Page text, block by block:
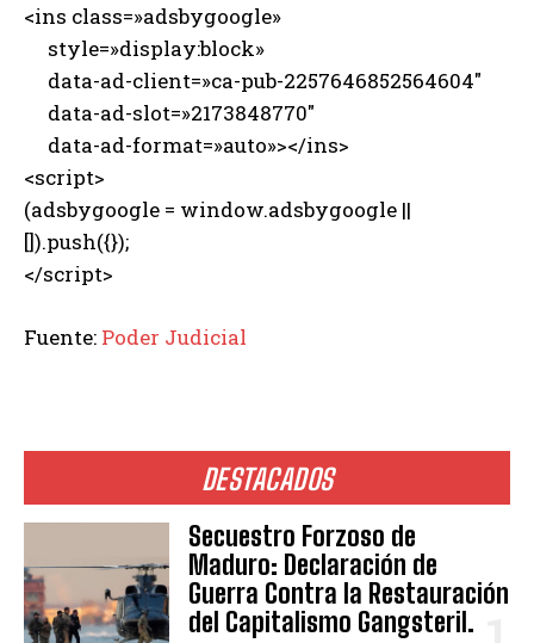
DESTACADOS
Secuestro Forzoso de
Maduro: Declaración de
Guerra Contra la Restauración
del Capitalismo Gangsteril.
<ins class=»adsbygoogle»
style=»display:block»
data-ad-client=»ca-pub-2257646852564604″
data-ad-slot=»2173848770″
data-ad-format=»auto»></ins>
<script>
(adsbygoogle = window.adsbygoogle ||
[]).push({});
</script>
Fuente: Poder Judicial